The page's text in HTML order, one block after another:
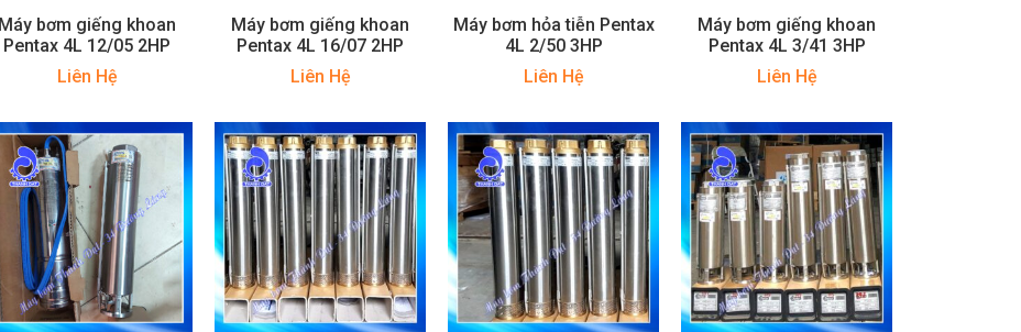
Máy bơm giếng khoan
Pentax 4L 12/05 2HP
Liên Hệ
Máy bơm giếng khoan
Pentax 4L 16/07 2HP
Liên Hệ
Máy bơm hỏa tiễn Pentax
4L 2/50 3HP
Liên Hệ
Máy bơm giếng khoan
Pentax 4L 3/41 3HP
Liên Hệ